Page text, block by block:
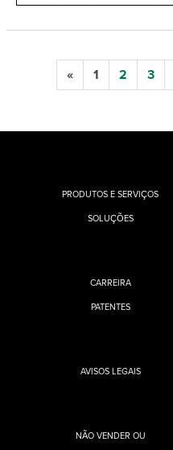
« 1 2 3
PRODUTOS E SERVIÇOS
SOLUÇÕES
CARREIRA
PATENTES
AVISOS LEGAIS
NÃO VENDER OU